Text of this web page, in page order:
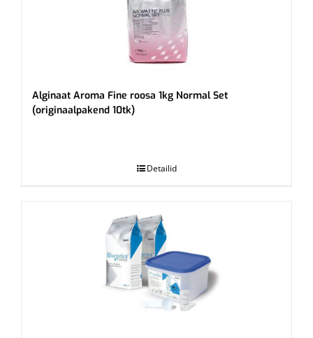
Alginaat Aroma Fine roosa 1kg Normal Set
(originaalpakend 10tk)
Detailid